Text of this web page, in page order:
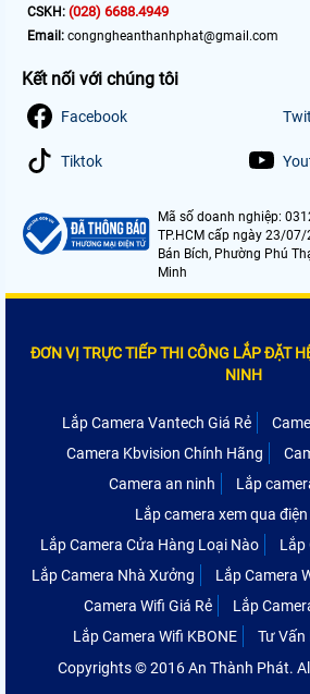
CSKH: (028) 6688.4949
Email: congngheanthanhphat@gmail.com
Kết nối với chúng tôi
Facebook
Tiktok
Mã số doanh nghiệp:
TP.HCM cấp ngày 23/
Bán Bích, Phường Phú
Minh
ĐƠN VỊ TRỰC TIẾP THI CÔNG LẮP ĐẶT
NINH
Lắp Camera Vantech Giá Rẻ
Camera Kbvision Chính Hãng
Camera an ninh
Lắp
Lắp camera xem qua
Lắp Camera Cửa Hàng Loại Nào
Lắp
Lắp Camera Nhà Xưởng
Lắp Camera
Camera Wifi Giá Rẻ
Lắp
Lắp Camera Wifi KBONE
Tư Vấn
Copyrights © 2016 An Thành Phát.